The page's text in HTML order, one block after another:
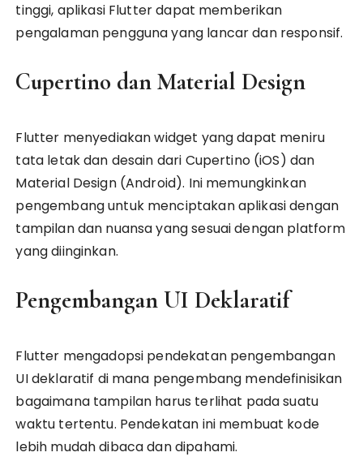
tinggi, aplikasi Flutter dapat memberikan
pengalaman pengguna yang lancar dan responsif.
Cupertino dan Material Design
Flutter menyediakan widget yang dapat meniru
tata letak dan desain dari Cupertino (iOS) dan
Material Design (Android). Ini memungkinkan
pengembang untuk menciptakan aplikasi dengan
tampilan dan nuansa yang sesuai dengan platform
yang diinginkan.
Pengembangan UI Deklaratif
Flutter mengadopsi pendekatan pengembangan
UI deklaratif di mana pengembang mendefinisikan
bagaimana tampilan harus terlihat pada suatu
waktu tertentu. Pendekatan ini membuat kode
lebih mudah dibaca dan dipahami.